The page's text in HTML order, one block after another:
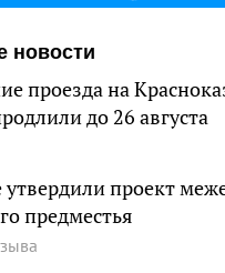
новости
проезда на
до 26 августа
утвердили проект
предместья